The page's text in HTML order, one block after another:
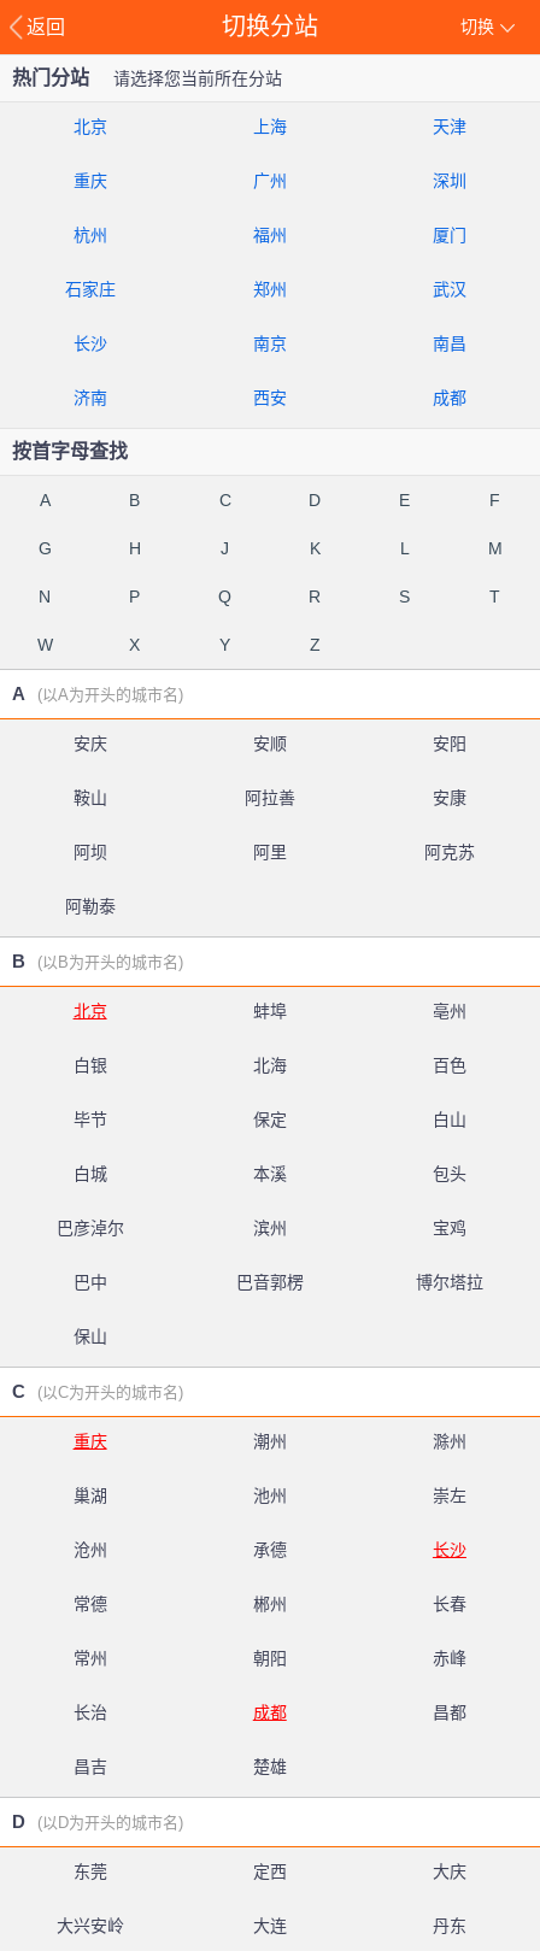
返回 切换
切换分站
热门分站 请选择您当前所在分站
北京 上海 天津
重庆 广州 深圳
杭州 福州 厦门
石家庄 郑州 武汉
长沙 南京 南昌
济南 西安 成都
按首字母查找
A B C D E F
G H J K L M
N P Q R S T
W X Y Z
A (以A为开头的城市名)
安庆 安顺 安阳
鞍山 阿拉善 安康
阿坝 阿里 阿克苏
阿勒泰
B (以B为开头的城市名)
北京 蚌埠 亳州
白银 北海 百色
毕节 保定 白山
白城 本溪 包头
巴彦淖尔 滨州 宝鸡
巴中 巴音郭楞 博尔塔拉
保山
C (以C为开头的城市名)
重庆 潮州 滁州
巢湖 池州 崇左
沧州 承德 长沙
常德 郴州 长春
常州 朝阳 赤峰
长治 成都 昌都
昌吉 楚雄
D (以D为开头的城市名)
东莞 定西 大庆
大兴安岭 大连 丹东